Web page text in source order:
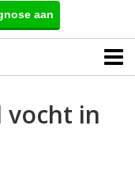
aan
vocht in